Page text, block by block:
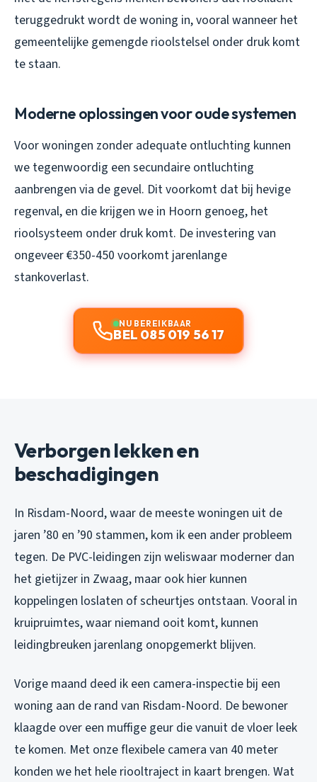
teruggedrukt wordt de woning in, vooral wanneer het
gemeentelijke gemengde rioolstelsel onder druk komt
te staan.
Moderne oplossingen voor oude systemen
Voor woningen zonder adequate ontluchting kunnen
we tegenwoordig een secundaire ontluchting
aanbrengen via de gevel. Dit voorkomt dat bij hevige
regenval, en die krijgen we in Hoorn genoeg, het
rioolsysteem onder druk komt. De investering van
ongeveer €350-450 voorkomt jarenlange
stankoverlast.
NU BEREIKBAAR
BEL 085 019 56 17
Verborgen lekken en
beschadigingen
In Risdam-Noord, waar de meeste woningen uit de
jaren ’80 en ’90 stammen, kom ik een ander probleem
tegen. De PVC-leidingen zijn weliswaar moderner dan
het gietijzer in Zwaag, maar ook hier kunnen
koppelingen loslaten of scheurtjes ontstaan. Vooral in
kruipruimtes, waar niemand ooit komt, kunnen
leidingbreuken jarenlang onopgemerkt blijven.
Vorige maand deed ik een camera-inspectie bij een
woning aan de rand van Risdam-Noord. De bewoner
klaagde over een muffige geur die vanuit de vloer leek
te komen. Met onze flexibele camera van 40 meter
konden we het hele riooltraject in kaart brengen. Wat